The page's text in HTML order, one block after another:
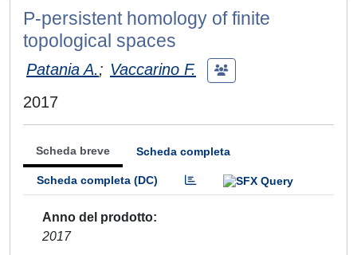
P-persistent homology of finite
topological spaces
Patania A.; Vaccarino F.
2017
Scheda breve Scheda completa
Scheda completa (DC)
Anno del prodotto
2017